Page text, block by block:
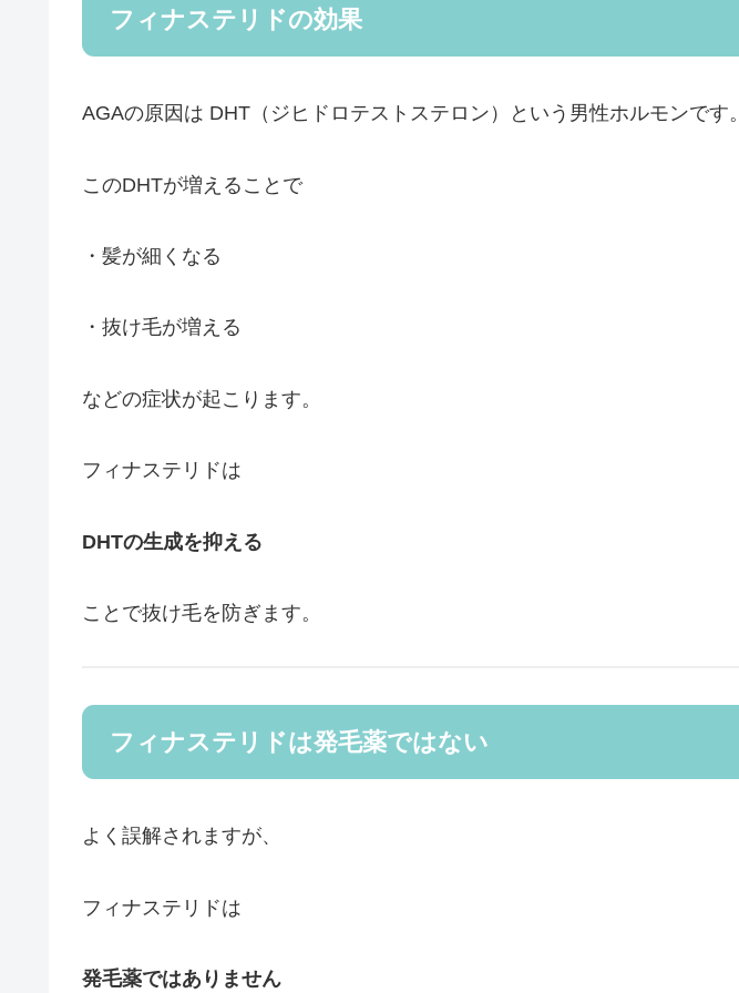
フィナステリドの効果
AGAの原因は DHT（ジヒドロテストステロン）という男性ホルモンです。
このDHTが増えることで
・髪が細くなる
・抜け毛が増える
などの症状が起こります。
フィナステリドは
DHTの生成を抑える
ことで抜け毛を防ぎます。
フィナステリドは発毛薬ではない
よく誤解されますが、
フィナステリドは
発毛薬ではありません